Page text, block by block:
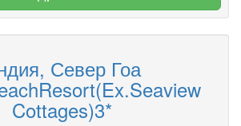
Север Гоа
Cottages)3*